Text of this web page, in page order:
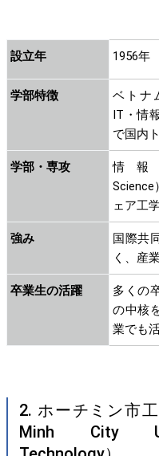
設立年 1956年
学部特徴
ベトナ
IT・情
で国内
学部・専攻
情報
Science
ェア工
強み
国際共
く、産
卒業生の活躍
多くの
の中核
業でも活
2. ホーチミン市
Minh City